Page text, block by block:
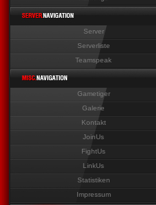
Server
Serverliste
Teamspeak
Gametiger
Galerie
Kontakt
JoinUs
FightUs
LinkUs
Statistiken
Impressum